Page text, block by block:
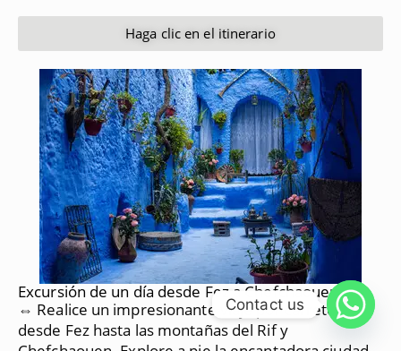
Haga clic en el itinerario
Excursión de un día desde Fez a Chefchaouen
⇔ Realice un impresionante viaje por carretera
desde Fez hasta las montañas del Rif y
Contact us